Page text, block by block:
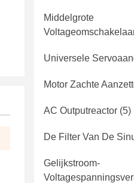
Middelgrote
Universele
Motor Zachte
AC Outputreactor (5)
De Filter Van De
Gelijkstroom-